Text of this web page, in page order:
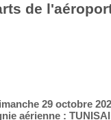
de
29 octobre
aérienne :